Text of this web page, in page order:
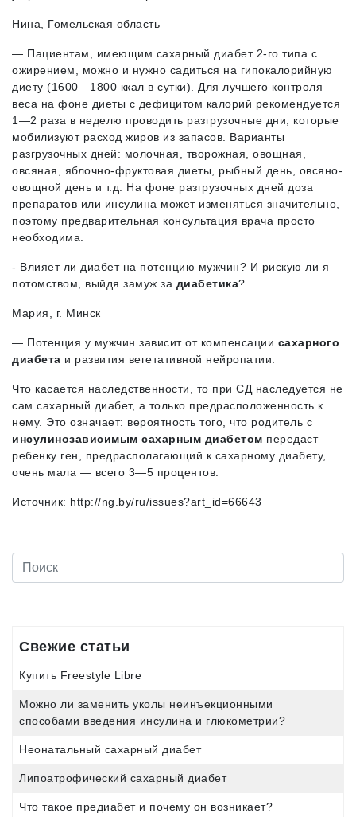
Нина, Гомельская область
— Пациентам, имеющим сахарный диабет 2-го типа с
ожирением, можно и нужно садиться на гипокалорийную
диету (1600—1800 ккал в сутки). Для лучшего контроля
веса на фоне диеты с дефицитом калорий рекомендуется
1—2 раза в неделю проводить разгрузочные дни, которые
мобилизуют расход жиров из запасов. Варианты
разгрузочных дней: молочная, творожная, овощная,
овсяная, яблочно-фруктовая диеты, рыбный день, овсяно-
овощной день и т.д. На фоне разгрузочных дней доза
препаратов или инсулина может изменяться значительно,
поэтому предварительная консультация врача просто
необходима.
- Влияет ли диабет на потенцию мужчин? И рискую ли я
потомством, выйдя замуж за диабетика?
Мария, г. Минск
— Потенция у мужчин зависит от компенсации сахарного
диабета и развития вегетативной нейропатии.
Что касается наследственности, то при СД наследуется не
сам сахарный диабет, а только предрасположенность к
нему. Это означает: вероятность того, что родитель с
инсулинозависимым сахарным диабетом передаст
ребенку ген, предрасполагающий к сахарному диабету,
очень мала — всего 3—5 процентов.
Источник: http://ng.by/ru/issues?art_id=66643
Свежие статьи
Купить Freestyle Libre
Можно ли заменить уколы неинъекционными
способами введения инсулина и глюкометрии?
Неонатальный сахарный диабет
Липоатрофический сахарный диабет
Что такое предиабет и почему он возникает?